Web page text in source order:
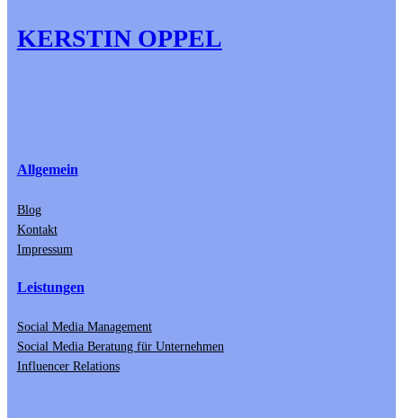
KERSTIN OPPEL
Allgemein
Blog
Kontakt
Impressum
Leistungen
Social Media Management
Social Media Beratung für Unternehmen
Influencer Relations